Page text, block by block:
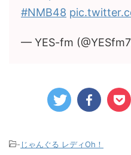
#NMB48
— YES-fm
- じゃんぐる レディOh！